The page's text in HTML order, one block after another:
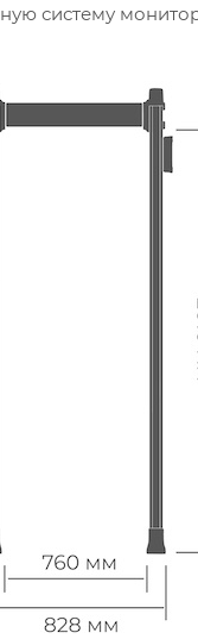
систему